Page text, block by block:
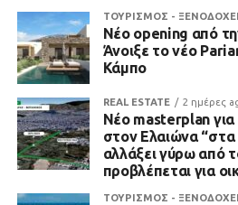
ΤΟΥΡΙΣΜΟΣ -
Νέο opening από
Άνοιξε το νέο
Κάμπο
REAL ESTATE 2 ημέρες
Νέο masterplan
στον Ελαιώνα “στα
αλλάξει γύρω από
προβλέπεται για
ΤΟΥΡΙΣΜΟΣ -